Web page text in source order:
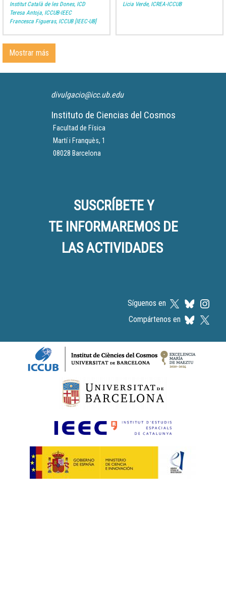
Institut Català de les Dones, ICD
Teresa Antoja, ICCUB-IEEC
Francesca Figueras, ICCUB [IEEC-UB]
Licia Verde, ICREA-ICCUB
Mostrar más
divulgacio@icc.ub.edu
Instituto de Ciencias del Cosmos
Facultad de Física
Martí i Franquès, 1
08028 Barcelona
SUSCRÍBETE Y
TE INFORMAREMOS DE
LAS ACTIVIDADES
Síguenos en
Compártenos en
Logos footer